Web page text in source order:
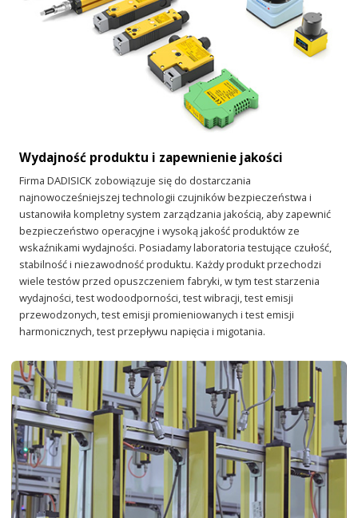
Wydajność produktu i zapewnienie jakości
Firma DADISICK zobowiązuje się do dostarczania
najnowocześniejszej technologii czujników bezpieczeństwa i
ustanowiła kompletny system zarządzania jakością, aby zapewnić
bezpieczeństwo operacyjne i wysoką jakość produktów ze
wskaźnikami wydajności. Posiadamy laboratoria testujące czułość,
stabilność i niezawodność produktu. Każdy produkt przechodzi
wiele testów przed opuszczeniem fabryki, w tym test starzenia
wydajności, test wodoodporności, test wibracji, test emisji
przewodzonych, test emisji promieniowanych i test emisji
harmonicznych, test przepływu napięcia i migotania.